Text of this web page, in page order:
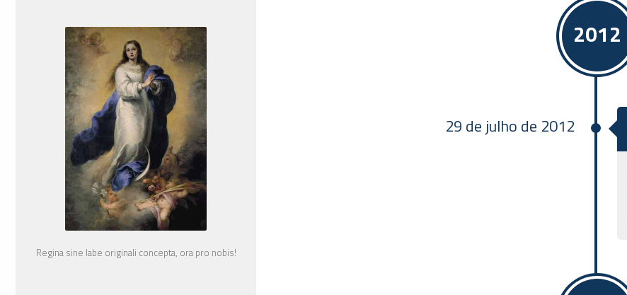
2012
29 de julho de 2012
Regina sine labe originali concepta, ora pro nobis!